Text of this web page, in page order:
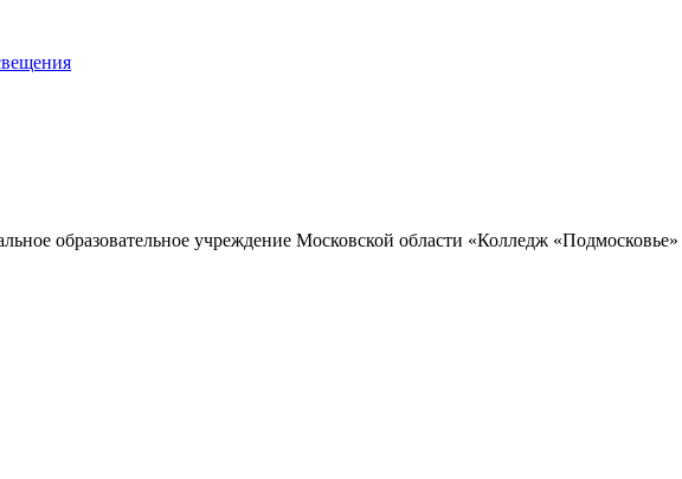
образовательное учреждение Московской области «Колледж «Подмосковье»